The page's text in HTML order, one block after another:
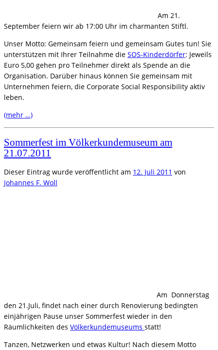
Am 21.
September feiern wir ab 17:00 Uhr im charmanten Stiftl.
Unser Motto: Gemeinsam feiern und gemeinsam Gutes tun! Sie
unterstützen mit Ihrer Teilnahme die SOS-Kinderdörfer: Jeweils
Euro 5,00 gehen pro Teilnehmer direkt als Spende an die
Organisation. Darüber hinaus können Sie gemeinsam mit
Unternehmen feiern, die Corporate Social Responsibility aktiv
leben.
(mehr …)
Sommerfest im Völkerkundemuseum am
21.07.2011
Dieser Eintrag wurde veröffentlicht am 12. Juli 2011 von
Johannes F. Woll
Am Donnerstag
den 21.Juli, findet nach einer durch Renovierung bedingten
einjährigen Pause unser Sommerfest wieder in den
Räumlichkeiten des Völkerkundemuseums statt!
Tanzen, Netzwerken und etwas Kultur! Nach diesem Motto